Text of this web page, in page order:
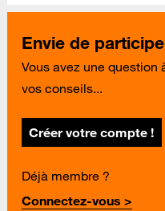
Envie de
Vous avez une question
vos conseils...
Créer votre compte !
Déjà membre ?
Connectez-vous >